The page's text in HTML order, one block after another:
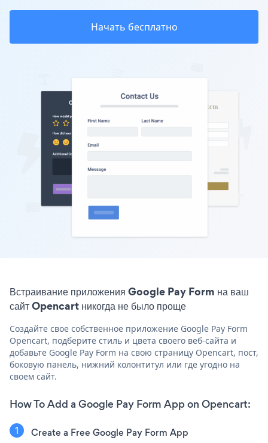
Начать бесплатно
Встраивание приложения Google Pay Form на ваш
сайт Opencart никогда не было проще
Создайте свое собственное приложение Google Pay Form
Opencart, подберите стиль и цвета своего веб-сайта и
добавьте Google Pay Form на свою страницу Opencart, пост,
боковую панель, нижний колонтитул или где угодно на
своем сайт.
How To Add a Google Pay Form App on Opencart:
Create a Free Google Pay Form App